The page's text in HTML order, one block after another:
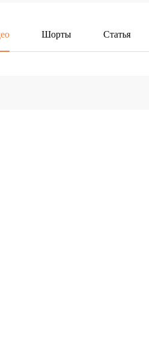
Шорты Статья